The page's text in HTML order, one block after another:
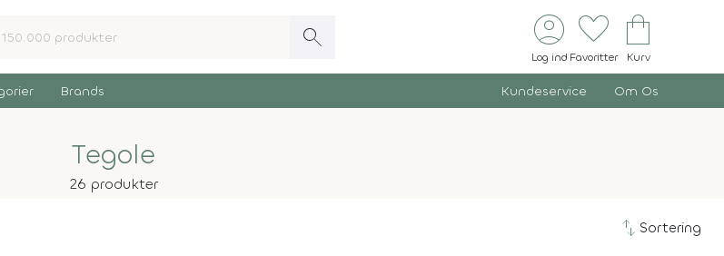
search account_circle
Log ind
favorite
Favoritter
shopping_bag
Kurv
Brands Kundeservice Om Os
Tegole
26 produkter
swap_vert Sortering